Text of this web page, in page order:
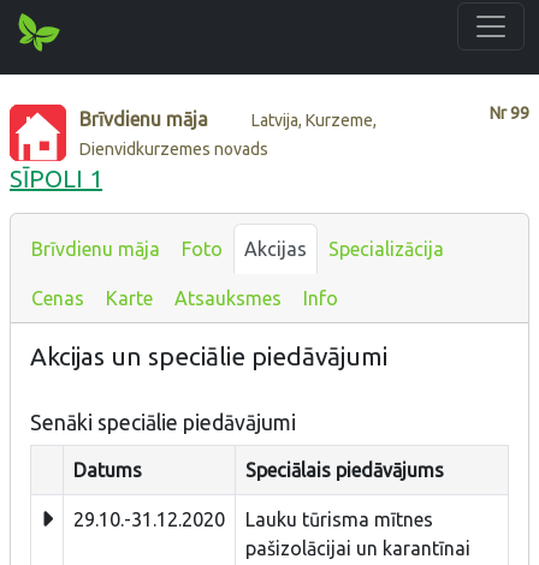
Nr99
Brīvdienu māja
Latvija, Kurzeme,
Dienvidkurzemes novads
SĪPOLI 1
Brīvdienu māja Foto Akcijas Specializācija
Cenas Karte Atsauksmes Info
Akcijas un speciālie piedāvājumi
Senāki speciālie piedāvājumi
Datums Speciālais piedāvājums
29.10.-31.12.2020
Lauku tūrisma mītnes
pašizolācijai un karantīnai